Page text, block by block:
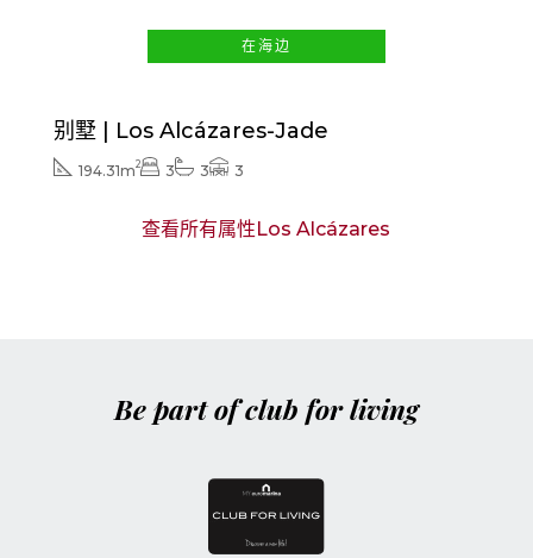
Swimming pool and/or exterior finishes included
在海边
别墅 | Los Alcázares-Jade
194.31m2 3 3 3
查看所有属性Los Alcázares
Be part of club for living